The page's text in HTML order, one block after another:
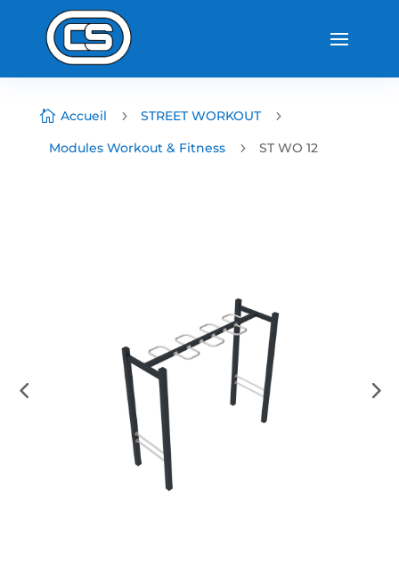
 Accueil 5 STREET WORKOUT
5
Modules Workout & Fitness
5 ST WO 12